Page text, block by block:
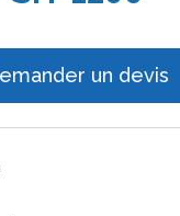
un devis